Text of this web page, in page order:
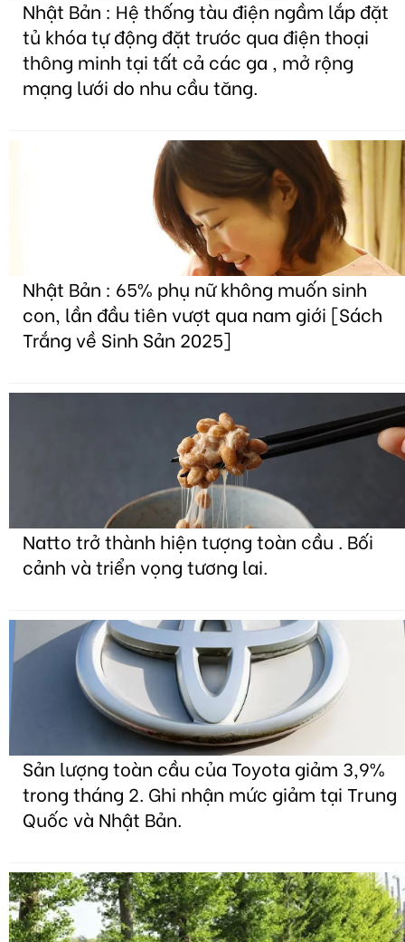
Nhật Bản : Hệ thống tàu điện ngầm lắp đặt
tủ khóa tự động đặt trước qua điện thoại
thông minh tại tất cả các ga , mở rộng
mạng lưới do nhu cầu tăng.
Nhật Bản : 65% phụ nữ không muốn sinh
con, lần đầu tiên vượt qua nam giới [Sách
Trắng về Sinh Sản 2025]
Natto trở thành hiện tượng toàn cầu . Bối
cảnh và triển vọng tương lai.
Sản lượng toàn cầu của Toyota giảm 3,9%
trong tháng 2. Ghi nhận mức giảm tại Trung
Quốc và Nhật Bản.